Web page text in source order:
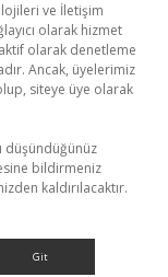
ve İletişim
olarak hizmet
olarak denetleme
Ancak, üyelerimiz
siteye üye olarak
düşündüğünüz
bildirmeniz
kaldırılacaktır.